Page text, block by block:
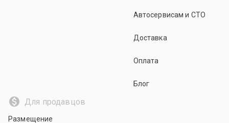
Автосервисам и СТО
Доставка
Оплата
Блог
Для продавцов
Размещение